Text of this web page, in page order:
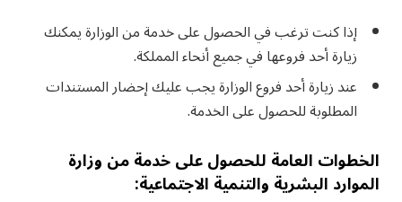
إذا كنت ترغب في الحصول على خدمة من الوزارة يمكنك
زيارة أحد فروعها في جميع أنحاء المملكة.
عند زيارة أحد فروع الوزارة يجب عليك إحضار المستندات
المطلوبة للحصول على الخدمة.
الخطوات العامة للحصول على خدمة من وزارة
الموارد البشرية والتنمية الاجتماعية: